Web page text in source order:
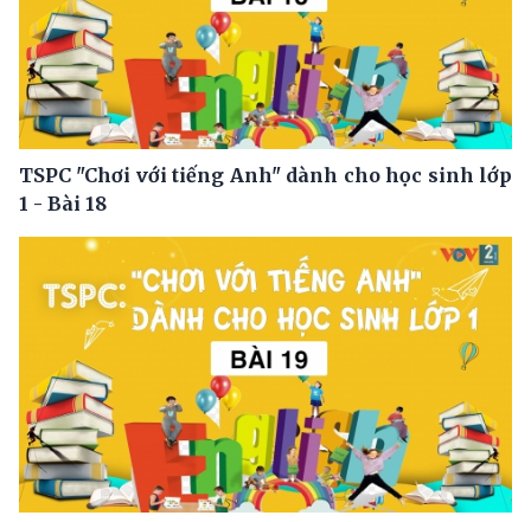
TSPC "Chơi với tiếng Anh" dành cho học sinh lớp
1 - Bài 18